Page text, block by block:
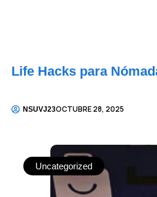
Life Hacks para
NSUVJ23OCTUBRE 28, 2025
Uncategorized